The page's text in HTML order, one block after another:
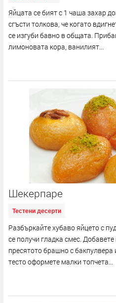
Яйцата се бият с 1 чаша захар
сгъсти толкова, че когато
се изгуби бавно в общата.
лимоновата кора, ванилият...
Шекерпаре
Тестени десерти
Разбъркайте хубаво яйцето с
се получи гладка смес.
пресятото брашно с
тесто оформете малки топчета...